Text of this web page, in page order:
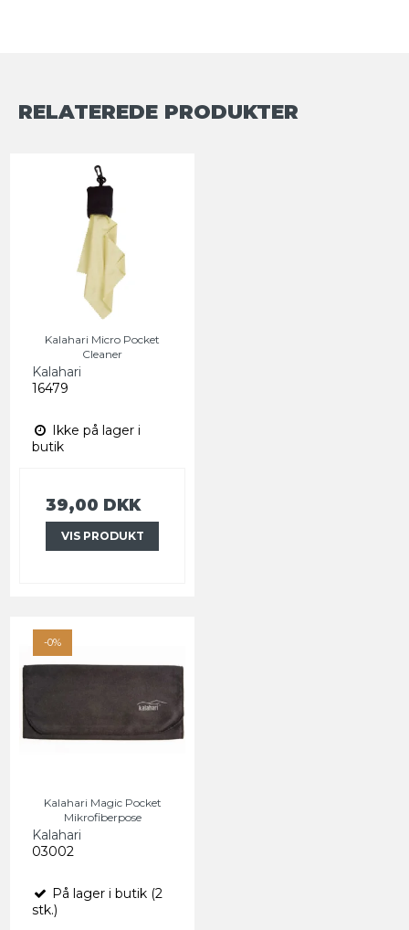
RELATEREDE PRODUKTER
Kalahari Micro Pocket
Cleaner
Kalahari
16479
Ikke på lager i
butik
39,00 DKK
VIS PRODUKT
-0%
Kalahari Magic Pocket
Mikrofiberpose
Kalahari
03002
På lager i butik (2
stk.)